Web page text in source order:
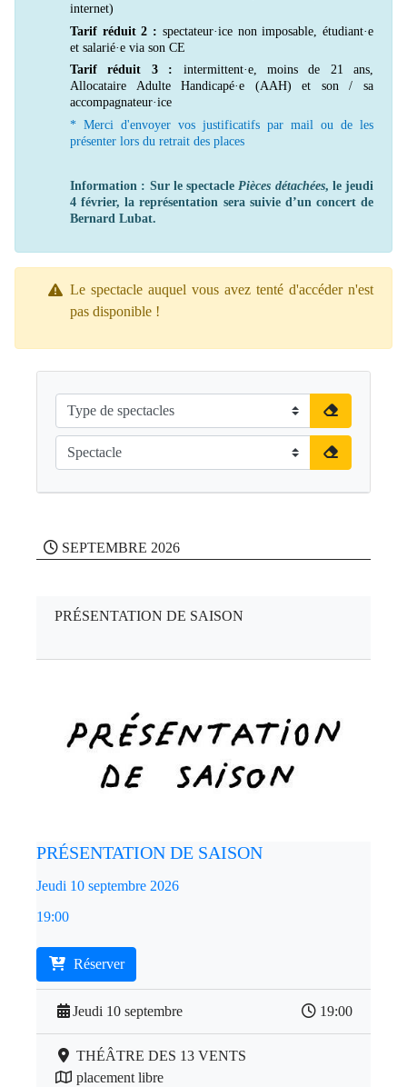
internet)
Tarif réduit 2 : spectateur·ice non imposable, étudiant·e
et salarié·e via son CE
Tarif réduit 3 : intermittent·e, moins de 21 ans,
Allocataire Adulte Handicapé·e (AAH) et son / sa
accompagnateur·ice
* Merci d'envoyer vos justificatifs par mail ou de les
présenter lors du retrait des places
Information : Sur le spectaclePièces détachées, le jeudi
4 février, la représentation sera suivie d’un concert de
Bernard Lubat.
Le spectacle auquel vous avez tenté d'accéder n'est
pas disponible !
SEPTEMBRE 2026
PRÉSENTATION DE SAISON
PRÉSENTATION DE SAISON
Jeudi 10 septembre 2026
19:00
Réserver
Jeudi 10 septembre 19:00
THÉÂTRE DES 13 VENTS
placement libre